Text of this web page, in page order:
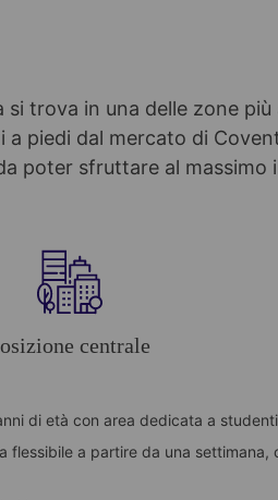
si trova in una delle zone
a piedi dal mercato di
poter sfruttare al massimo
centrale
di età con area dedicata a
flessibile a partire da una settimana,